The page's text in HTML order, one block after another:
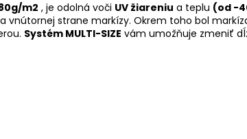
m2 , je odolná voči UV žiareniu a teplu (od -
vnútornej strane markízy. Okrem toho bol
Systém MULTI-SIZE vám umožňuje zmeniť